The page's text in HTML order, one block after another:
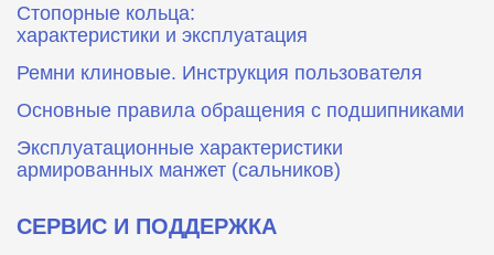
Стопорные кольца:
характеристики и эксплуатация
Ремни клиновые. Инструкция пользователя
Основные правила обращения с подшипниками
Эксплуатационные характеристики
армированных манжет (сальников)
СЕРВИС И ПОДДЕРЖКА